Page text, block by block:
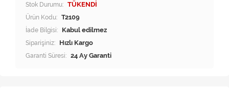
Stok Durumu: TÜKENDİ
Ürün Kodu: T2109
İade Bilgisi:
Siparişiniz: Hızlı Kargo
Garanti Süresi: 24 Ay Garanti